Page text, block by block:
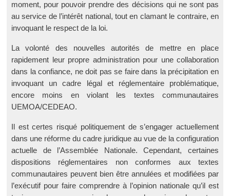
moment, pour pouvoir prendre des décisions qui ne sont pas
au service de l’intérêt national, tout en clamant le contraire, en
invoquant le respect de la loi.
La volonté des nouvelles autorités de mettre en place
rapidement leur propre administration pour une collaboration
dans la confiance, ne doit pas se faire dans la précipitation en
invoquant un cadre légal et réglementaire problématique,
encore moins en violant les textes communautaires
UEMOA/CEDEAO.
Il est certes risqué politiquement de s’engager actuellement
dans une réforme du cadre juridique au vue de la configuration
actuelle de l’Assemblée Nationale. Cependant, certaines
dispositions réglementaires non conformes aux textes
communautaires peuvent bien être annulées et modifiées par
l’exécutif pour faire comprendre à l’opinion nationale qu’il est